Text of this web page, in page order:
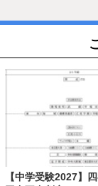
【中学受験2027】